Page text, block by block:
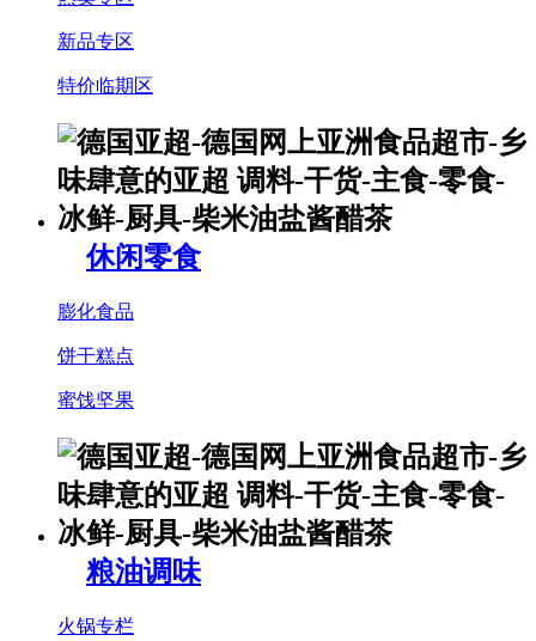
新品专区
特价临期区
休闲零食
膨化食品
饼干糕点
蜜饯坚果
粮油调味
火锅专栏